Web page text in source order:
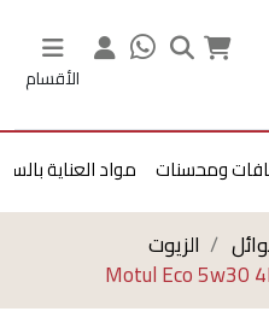
الأقسام
ومحسنات مواد العناية
الزيوت